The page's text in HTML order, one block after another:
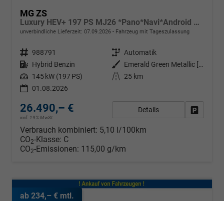
MG ZS
Luxury HEV+ 197 PS MJ26 *Pano*Navi*Android Auto*SHZ*360°*Kunstleder*Klimaauto*ACC
unverbindliche Lieferzeit: 07.09.2026 Fahrzeug mit Tageszulassung
Fahrzeugnr. 988791 Getriebe Automatik
Kraftstoff Hybrid Benzin Außenfarbe
Emerald Green Metallic [GJY]
Leistung 145 kW (197 PS) Kilometerstand
25 km
01.08.2026
26.490,– €
incl. 19% MwSt.
Details
Verbrauch kombiniert: 5,10 l/100km
CO2-Klasse: C
CO2-Emissionen: 115,00 g/km
ab 234,– € mtl.